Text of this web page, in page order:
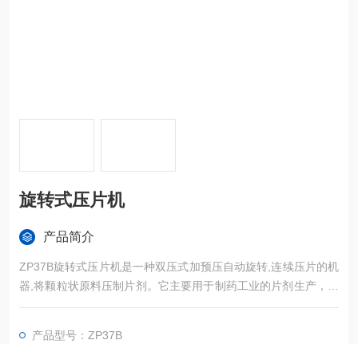
旋转式压片机
产品简介
ZP37B旋转式压片机是一种双压式加预压自动旋转,连续压片的机
器,将颗粒状原料压制片剂。它主要用于制药工业的片剂生产，同
时适用于化工、食品、电子等工业部门。
产品型号：ZP37B